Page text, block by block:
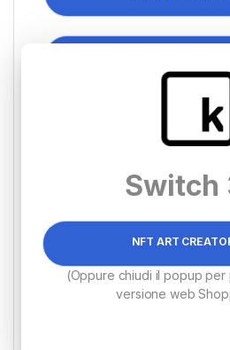
-Mostra Collettiva di Arte
-Mostra Collettiva di Arte
Roma 14/26-12/22
-Partecipazione alla IV
nazionale di pittura "Dantebus
-Video esposizione con
Switch
NFT ART
(Oppure chiudi il popup
versione web